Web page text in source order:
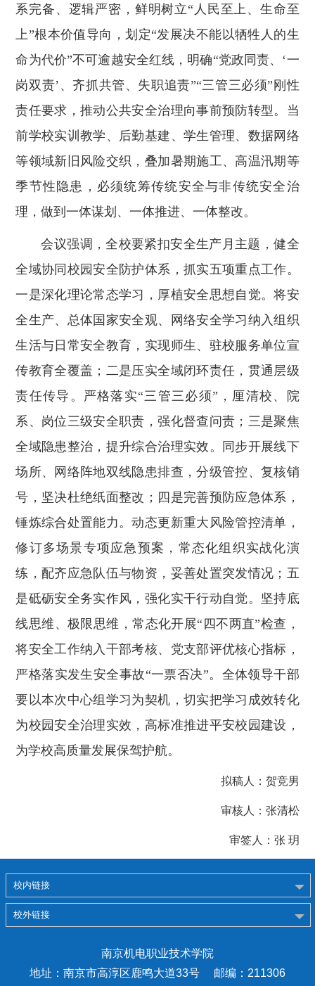
系完备、逻辑严密，鲜明树立“人民至上、生命至
上”根本价值导向，划定“发展决不能以牺牲人的生
命为代价”不可逾越安全红线，明确“党政同责、‘一
岗双责’、齐抓共管、失职追责”“三管三必须”刚性
责任要求，推动公共安全治理向事前预防转型。当
前学校实训教学、后勤基建、学生管理、数据网络
等领域新旧风险交织，叠加暑期施工、高温汛期等
季节性隐患，必须统筹传统安全与非传统安全治
理，做到一体谋划、一体推进、一体整改。
会议强调，全校要紧扣安全生产月主题，健全
全域协同校园安全防护体系，抓实五项重点工作。
一是深化理论常态学习，厚植安全思想自觉。将安
全生产、总体国家安全观、网络安全学习纳入组织
生活与日常安全教育，实现师生、驻校服务单位宣
传教育全覆盖；二是压实全域闭环责任，贯通层级
责任传导。严格落实“三管三必须”，厘清校、院
系、岗位三级安全职责，强化督查问责；三是聚焦
全域隐患整治，提升综合治理实效。同步开展线下
场所、网络阵地双线隐患排查，分级管控、复核销
号，坚决杜绝纸面整改；四是完善预防应急体系，
锤炼综合处置能力。动态更新重大风险管控清单，
修订多场景专项应急预案，常态化组织实战化演
练，配齐应急队伍与物资，妥善处置突发情况；五
是砥砺安全务实作风，强化实干行动自觉。坚持底
线思维、极限思维，常态化开展“四不两直”检查，
将安全工作纳入干部考核、党支部评优核心指标，
严格落实发生安全事故“一票否决”。全体领导干部
要以本次中心组学习为契机，切实把学习成效转化
为校园安全治理实效，高标准推进平安校园建设，
为学校高质量发展保驾护航。
拟稿人：贺竞男
审核人：张清松
审签人：张 玥
校内链接
校外链接
南京机电职业技术学院
地址：南京市高淳区鹿鸣大道33号 邮编：211306